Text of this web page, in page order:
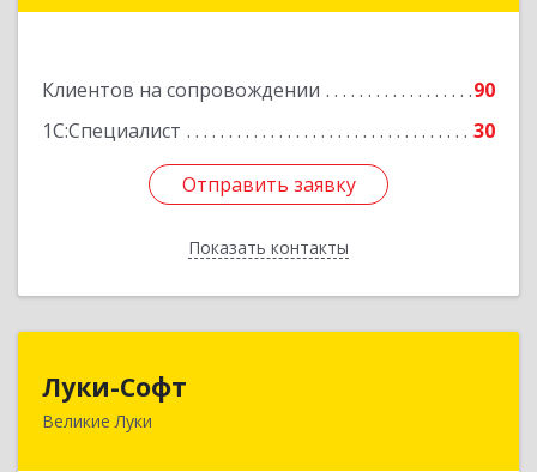
Клиентов на сопровождении
90
1С:Специалист
30
Отправить заявку
Показать контакты
Подробнее
Отправить заявку
Назад
Луки-Софт
Великие Луки182113, Псковская обл, Великие Луки г,